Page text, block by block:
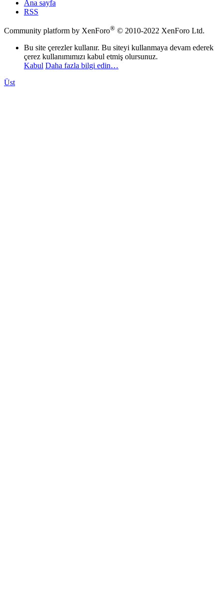
Ana sayfa
RSS
Community platform by XenForo® © 2010-2022 XenForo Ltd.
Bu site çerezler kullanır. Bu siteyi kullanmaya devam ederek
çerez kullanımımızı kabul etmiş olursunuz.
Kabul Daha fazla bilgi edin…
Üst